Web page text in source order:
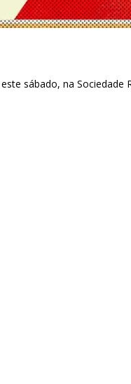
sábado, na Sociedade